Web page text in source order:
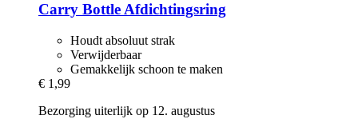
Carry BottleAfdichtingsring
Houdt absoluut strak
Verwijderbaar
Gemakkelijk schoon te maken
€ 1,99
Bezorging uiterlijk op 12. augustus